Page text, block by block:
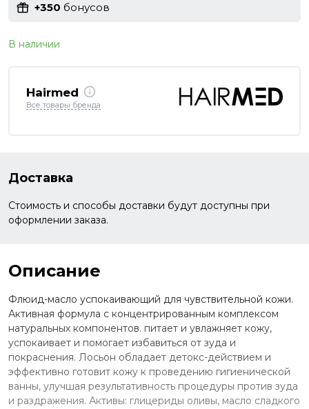
+350 бонусов
В наличии
Hairmed
Все товары бренда
Доставка
Стоимость и способы доставки будут доступны при
оформлении заказа.
Описание
Флюид-масло успокаивающий для чувствительной кожи.
Активная формула с концентрированным комплексом
натуральных компонентов. питает и увлажняет кожу,
успокаивает и помогает избавиться от зуда и
покраснения. Лосьон обладает детокс-действием и
эффективно готовит кожу к проведению гигиенической
ванны, улучшая результативность процедуры против зуда
и раздражения. Активы: глицериды оливы, масло сладкого